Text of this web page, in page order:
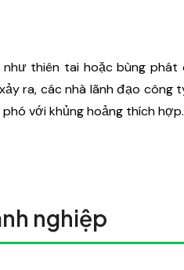
thiên tai hoặc bùng phát
ra, các nhà lãnh đạo công
với khủng hoảng thích hợp.
nghiệp